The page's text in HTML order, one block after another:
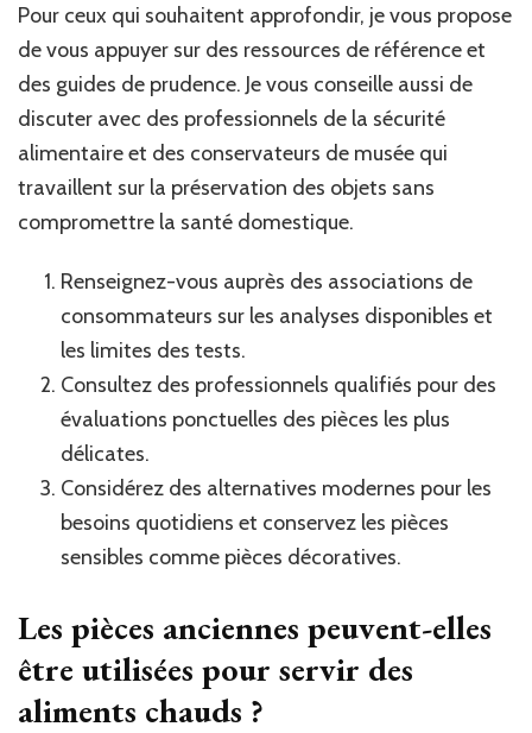
Pour ceux qui souhaitent approfondir, je vous propose
de vous appuyer sur des ressources de référence et
des guides de prudence. Je vous conseille aussi de
discuter avec des professionnels de la sécurité
alimentaire et des conservateurs de musée qui
travaillent sur la préservation des objets sans
compromettre la santé domestique.
Renseignez-vous auprès des associations de
consommateurs sur les analyses disponibles et
les limites des tests.
Consultez des professionnels qualifiés pour des
évaluations ponctuelles des pièces les plus
délicates.
Considérez des alternatives modernes pour les
besoins quotidiens et conservez les pièces
sensibles comme pièces décoratives.
Les pièces anciennes peuvent-elles
être utilisées pour servir des
aliments chauds ?